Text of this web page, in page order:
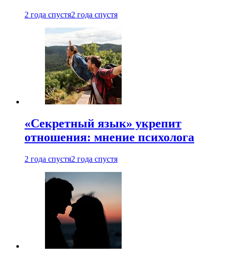
2 года спустя2 года спустя
«Секретный язык» укрепит
отношения: мнение психолога
2 года спустя2 года спустя